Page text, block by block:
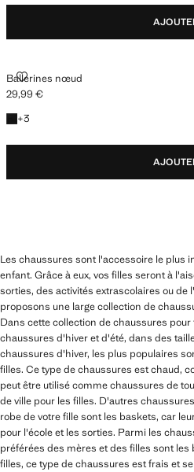
Ballerines nœud
BALLERINES NŒUD
Prix actuel [29,99 € ]
29,99 €
+3
+3 couleurs
Les chaussures sont l'accessoire le plus
enfant. Grâce à eux, vos filles seront à
sorties, des activités extrascolaires ou de
proposons une large collection de
Dans cette collection de chaussures pour
chaussures d'hiver et d'été, dans des
chaussures d'hiver, les plus populaires
filles. Ce type de chaussures est chaud,
peut être utilisé comme chaussures de
de ville pour les filles. D'autres
robe de votre fille sont les baskets, car
pour l'école et les sorties. Parmi les
préférées des mères et des filles sont
filles, ce type de chaussures est frais et